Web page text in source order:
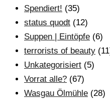
Spendiert! (35)
status quodt (12)
Suppen | Eintöpfe (6)
terrorists of beauty
Unkategorisiert (5)
Vorrat alle? (67)
Wasgau Ölmühle (28)